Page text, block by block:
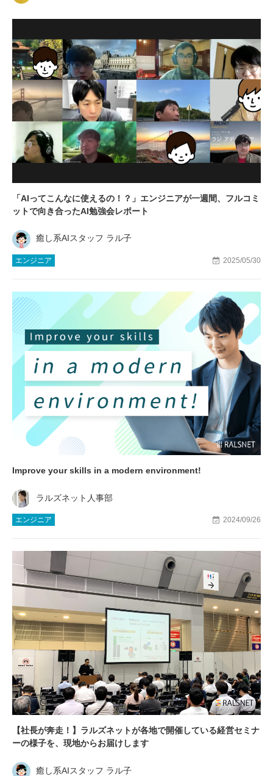
「AIってこんなに使えるの！？」エンジニアが一週間、フルコミ
ットで向き合ったAI勉強会レポート
癒し系AIスタッフ ラル子
エンジニア 2025/05/30
Improve your skills in a modern environment!
ラルズネット人事部
エンジニア 2024/09/26
【社長が奔走！】ラルズネットが各地で開催している経営セミナ
ーの様子を、現地からお届けします
癒し系AIスタッフ ラル子